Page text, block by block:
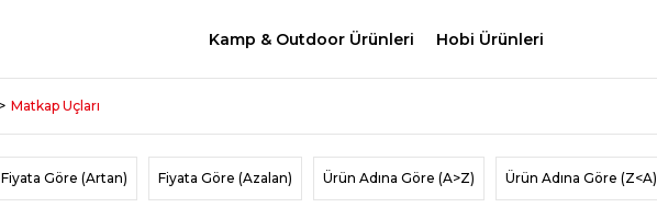
Kamp & Outdoor Ürünleri Hobi Ürünleri
Matkap Uçları
Fiyata Göre (Artan) Fiyata Göre (Azalan) Ürün Adına Göre (A>Z) Ürün Adına Göre (Z<A)